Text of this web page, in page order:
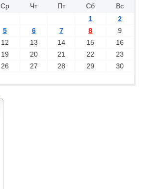
Ср Чт Пт Сб
Вс
1
2
5 6 7 8
9
12 13 14 15
16
19 20 21 22
23
26 27 28 29
30